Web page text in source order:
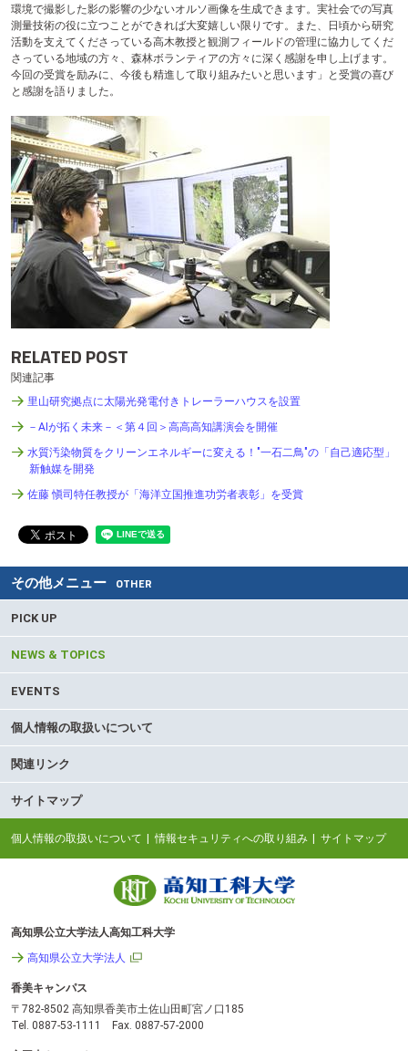
環境で撮影した影の影響の少ないオルソ画像を生成できます。実社会での写真
測量技術の役に立つことができれば大変嬉しい限りです。また、日頃から研究
活動を支えてくださっている高木教授と観測フィールドの管理に協力してくだ
さっている地域の方々、森林ボランティアの方々に深く感謝を申し上げます。
今回の受賞を励みに、今後も精進して取り組みたいと思います」と受賞の喜び
と感謝を語りました。
RELATED POST
関連記事
里山研究拠点に太陽光発電付きトレーラーハウスを設置
－AIが拓く未来－＜第４回＞高高高知講演会を開催
水質汚染物質をクリーンエネルギーに変える！"一石二鳥"の「自己適応型」
新触媒を開発
佐藤 愼司特任教授が「海洋立国推進功労者表彰」を受賞
その他メニュー OTHER
PICK UP
NEWS & TOPICS
EVENTS
個人情報の取扱いについて
関連リンク
サイトマップ
個人情報の取扱いについて 情報セキュリティへの取り組み サイトマップ
高知県公立大学法人高知工科大学
高知県公立大学法人
香美キャンパス
〒782-8502 高知県香美市土佐山田町宮ノ口185
Tel. 0887-53-1111 Fax. 0887-57-2000